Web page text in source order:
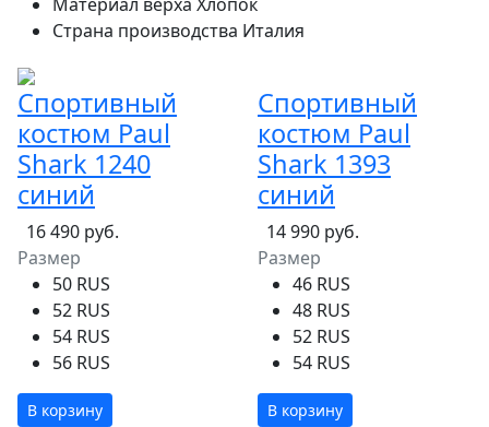
Страна производства Италия
Спортивный
костюм Paul
Shark 1240
синий
16 490 руб.
Размер
50 RUS
52 RUS
54 RUS
56 RUS
В корзину
Спортивный
костюм Paul
Shark 1393
синий
14 990 руб.
Размер
46 RUS
48 RUS
52 RUS
54 RUS
В корзину